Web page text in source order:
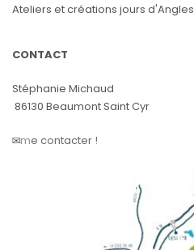
Ateliers et créations jours d'Angles
CONTACT
Stéphanie Michaud
86130 Beaumont Saint Cyr
✉️me contacter !